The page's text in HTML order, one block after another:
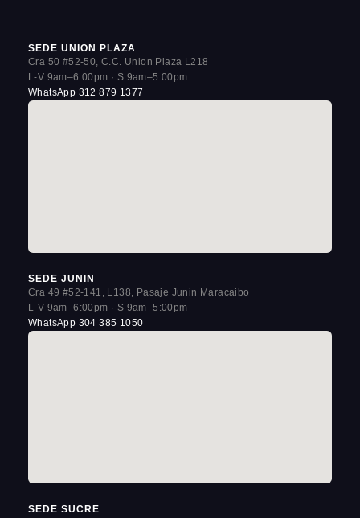
SEDE UNION PLAZA
Cra 50 #52-50, C.C. Union Plaza L218
L-V 9am–6:00pm · S 9am–5:00pm
WhatsApp 312 879 1377
SEDE JUNIN
Cra 49 #52-141, L138, Pasaje Junin Maracaibo
L-V 9am–6:00pm · S 9am–5:00pm
WhatsApp 304 385 1050
SEDE SUCRE